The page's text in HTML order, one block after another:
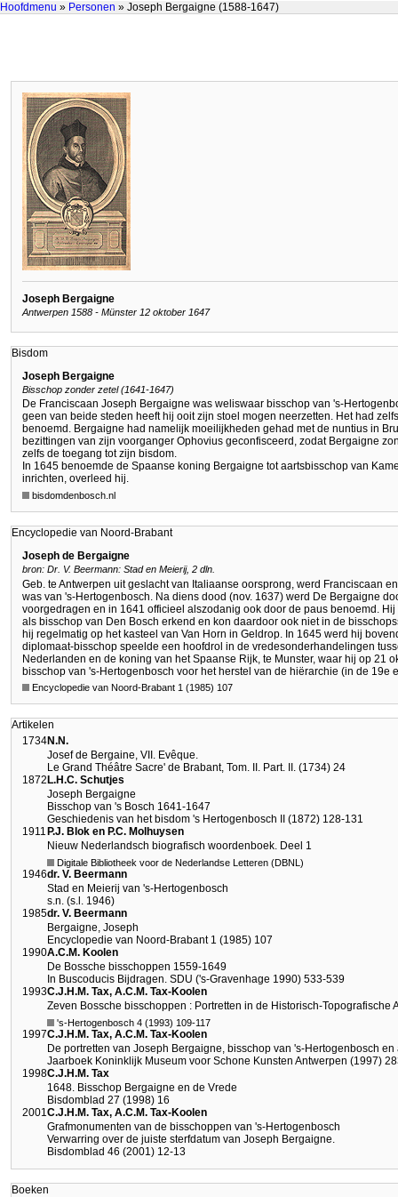
Hoofdmenu » Personen » Joseph Bergaigne (1588-1647)
Joseph Bergaigne
Antwerpen 1588 - Münster 12 oktober 1647
Bisdom
Joseph Bergaigne
Bisschop zonder zetel (1641-1647)
De Franciscaan Joseph Bergaigne was weliswaar bisschop van 's-
geen van beide steden heeft hij ooit zijn stoel mogen neerzetten. Het had
benoemd. Bergaigne had namelijk moeilijkheden gehad met de nuntius in
bezittingen van zijn voorganger Ophovius geconfisceerd, zodat Bergaigne
zelfs de toegang tot zijn bisdom.
In 1645 benoemde de Spaanse koning Bergaigne tot aartsbisschop van
inrichten, overleed hij.
bisdomdenbosch.nl
Encyclopedie van Noord-Brabant
Joseph de Bergaigne
bron: Dr. V. Beermann: Stad en Meierij, 2 dln.
Geb. te Antwerpen uit geslacht van Italiaanse oorsprong, werd Franciscaan
was van 's-Hertogenbosch. Na diens dood (nov. 1637) werd De Bergaigne
voorgedragen en in 1641 officieel alszodanig ook door de paus benoemd.
als bisschop van Den Bosch erkend en kon daardoor ook niet in de
hij regelmatig op het kasteel van Van Horn in Geldrop. In 1645 werd hij
diplomaat-bisschop speelde een hoofdrol in de vredesonderhandelingen
Nederlanden en de koning van het Spaanse Rijk, te Munster, waar hij op 21
bisschop van 's-Hertogenbosch voor het herstel van de hiërarchie (in de 19e
Encyclopedie van Noord-Brabant 1 (1985) 107
Artikelen
1734N.N.
Josef de Bergaine, VII. Evêque.
Le Grand Théâtre Sacre' de Brabant, Tom. II. Part. II. (1734) 24
1872L.H.C. Schutjes
Joseph Bergaigne
Bisschop van 's Bosch 1641-1647
Geschiedenis van het bisdom 's Hertogenbosch II (1872) 128-131
1911 P.J. Blok en P.C. Molhuysen
Nieuw Nederlandsch biografisch woordenboek. Deel 1
Digitale Bibliotheek voor de Nederlandse Letteren (DBNL)
1946dr. V. Beermann
Stad en Meierij van 's-Hertogenbosch
s.n. (s.l. 1946)
1985dr. V. Beermann
Bergaigne, Joseph
Encyclopedie van Noord-Brabant 1 (1985) 107
1990A.C.M. Koolen
De Bossche bisschoppen 1559-1649
In Buscoducis Bijdragen. SDU ('s-Gravenhage 1990) 533-539
1993C.J.H.M. Tax, A.C.M. Tax-Koolen
Zeven Bossche bisschoppen : Portretten in de Historisch-Topografische
's-Hertogenbosch 4 (1993) 109-117
1997C.J.H.M. Tax, A.C.M. Tax-Koolen
De portretten van Joseph Bergaigne, bisschop van 's-Hertogenbosch
Jaarboek Koninklijk Museum voor Schone Kunsten Antwerpen (1997)
1998C.J.H.M. Tax
1648. Bisschop Bergaigne en de Vrede
Bisdomblad 27 (1998) 16
2001 C.J.H.M. Tax, A.C.M. Tax-Koolen
Grafmonumenten van de bisschoppen van 's-Hertogenbosch
Verwarring over de juiste sterfdatum van Joseph Bergaigne.
Bisdomblad 46 (2001) 12-13
Boeken